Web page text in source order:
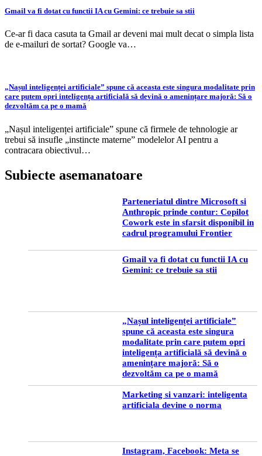
Gmail va fi dotat cu functii IA cu Gemini: ce trebuie sa stii
Ce-ar fi daca casuta ta Gmail ar deveni mai mult decat o simpla lista
de e-mailuri de sortat? Google va…
„Nașul inteligenței artificiale” spune că aceasta este singura modalitate prin
care putem opri inteligența artificială să devină o amenințare majoră: Să o
dezvoltăm ca pe o mamă
„Nașul inteligenței artificiale” spune că firmele de tehnologie ar
trebui să insufle „instincte materne” modelelor AI pentru a
contracara obiectivul…
Subiecte asemanatoare
Parteneriatul dintre Microsoft si
Anthropic prinde contur: Copilot
Cowork este in sfarsit disponibil in
cadrul programului Frontier
Gmail va fi dotat cu functii IA cu
Gemini: ce trebuie sa stii
„Nașul inteligenței artificiale”
spune că aceasta este singura
modalitate prin care putem opri
inteligența artificială să devină o
amenințare majoră: Să o
dezvoltăm ca pe o mamă
Marketing si vanzari: inteligenta
artificiala devine o norma
Instagram, Facebook: Meta se